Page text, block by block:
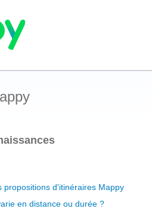
propositions d'itinéraires Mappy
en distance ou durée ?